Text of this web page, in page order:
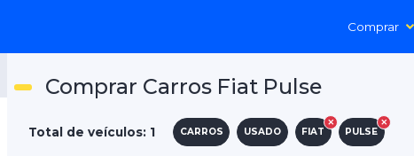
Comprar
Comprar Carros Fiat Pulse
Total de veículos: 1 CARROS USADO FIAT PULSE